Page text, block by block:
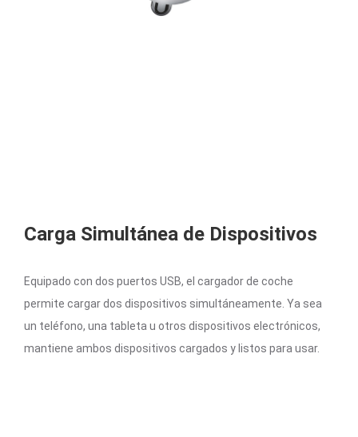
Carga Simultánea de Dispositivos
Equipado con dos puertos USB, el cargador de coche
permite cargar dos dispositivos simultáneamente. Ya sea
un teléfono, una tableta u otros dispositivos electrónicos,
mantiene ambos dispositivos cargados y listos para usar.